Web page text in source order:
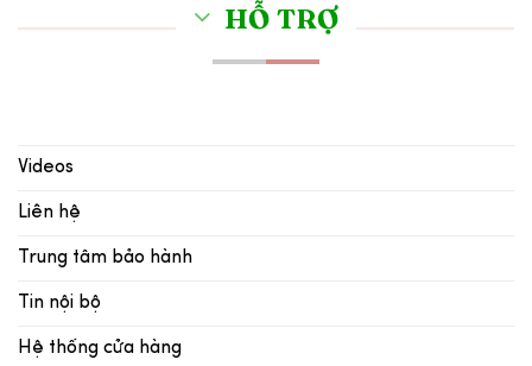
HỖ TRỢ
Videos
Liên hệ
Trung tâm bảo hành
Tin nội bộ
Hệ thống cửa hàng